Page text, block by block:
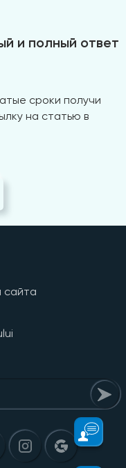
и полный ответ
сроки получи
на статью в
сайта